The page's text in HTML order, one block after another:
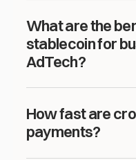
What are the
stablecoin for
AdTech?
How fast are
payments?